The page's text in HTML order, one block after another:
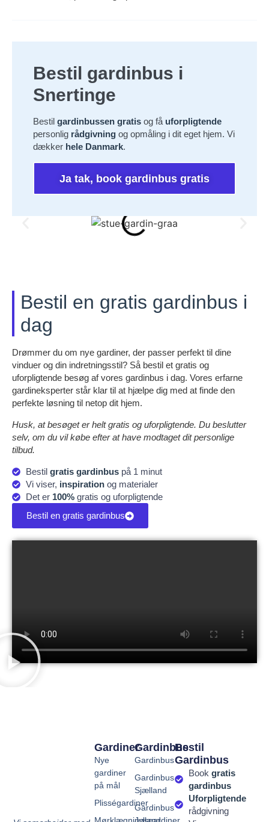
Bestil gardinbus i
Snertinge
Bestil gardinbussen gratis og få uforpligtende
personlig rådgivning og opmåling i dit eget hjem. Vi
dækker hele Danmark.
Ja tak, book gardinbus gratis
Bestil en gratis gardinbus i
dag
Drømmer du om nye gardiner, der passer perfekt til dine
vinduer og din indretningsstil? Så bestil et gratis og
uforpligtende besøg af vores gardinbus i dag. Vores erfarne
gardineksperter står klar til at hjælpe dig med at finde den
perfekte løsning til netop dit hjem.
Husk, at besøget er helt gratis og uforpligtende. Du beslutter
selv, om du vil købe efter at have modtaget dit personlige
tilbud.
Bestil gratis gardinbuspå 1 minut
Vi viser, inspirationog materialer
Det er 100%gratis og uforpligtende
Bestil en gratis gardinbus
Gardinbus
Gardinbus
Gardinbus
Sjælland
Gardinbus
Jylland
Gardiner
Nye
gardiner
på mål
Plisségardiner
Mørklægningsgardiner
Bestil
Gardinbus
Book gratis
gardinbus
Uforpligtende
rådgivning